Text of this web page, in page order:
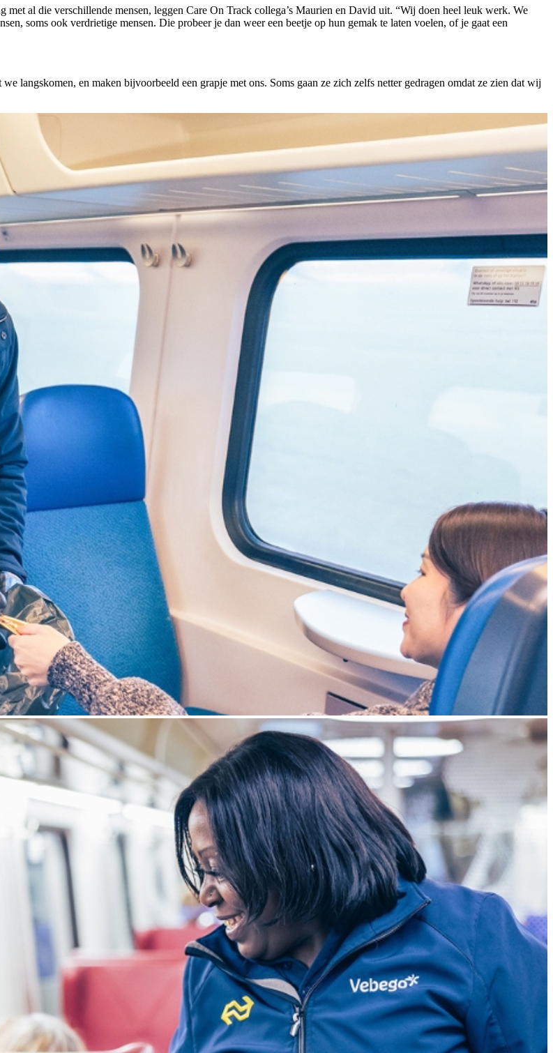
al die verschillende mensen, leggen Care On Track collega’s Maurien en David uit. “Wij doen heel leuk werk. We
soms ook verdrietige mensen. Die probeer je dan weer een beetje op hun gemak te laten voelen, of je gaat een
langskomen, en maken bijvoorbeeld een grapje met ons. Soms gaan ze zich zelfs netter gedragen omdat ze zien dat wij